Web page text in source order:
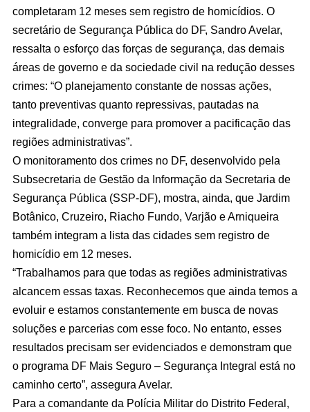
completaram 12 meses sem registro de homicídios. O
secretário de Segurança Pública do DF, Sandro Avelar,
ressalta o esforço das forças de segurança, das demais
áreas de governo e da sociedade civil na redução desses
crimes: “O planejamento constante de nossas ações,
tanto preventivas quanto repressivas, pautadas na
integralidade, converge para promover a pacificação das
regiões administrativas”.
O monitoramento dos crimes no DF, desenvolvido pela
Subsecretaria de Gestão da Informação da Secretaria de
Segurança Pública (SSP-DF), mostra, ainda, que Jardim
Botânico, Cruzeiro, Riacho Fundo, Varjão e Arniqueira
também integram a lista das cidades sem registro de
homicídio em 12 meses.
“Trabalhamos para que todas as regiões administrativas
alcancem essas taxas. Reconhecemos que ainda temos a
evoluir e estamos constantemente em busca de novas
soluções e parcerias com esse foco. No entanto, esses
resultados precisam ser evidenciados e demonstram que
o programa DF Mais Seguro – Segurança Integral está no
caminho certo”, assegura Avelar.
Para a comandante da Polícia Militar do Distrito Federal,